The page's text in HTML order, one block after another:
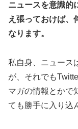
ニュースを意識的
え張っておけば、
なります。
私自身、ニュース
が、それでも
マガの情報とかで
ても勝手に入り込